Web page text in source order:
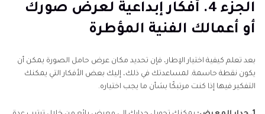
الجزء 4. أفكار إبداعية لعرض صورك
أو أعمالك الفنية المؤطرة
بعد تعلم كيفية اختيار الإطار، فإن تحديد مكان عرض حامل الصورة يمكن أن
يكون نقطة حاسمة. لمساعدتك في ذلك، إليك بعض الأفكار التي يمكنك
التفكير فيها إذا كنت مرتبكًا بشأن ما يجب اختياره.